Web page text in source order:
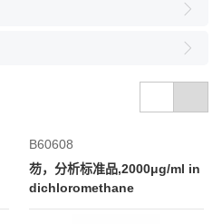
B60608
芴，分析标准品,2000μg/ml in
dichloromethane